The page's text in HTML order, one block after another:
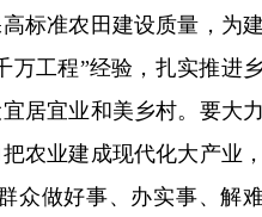
标准农田建设质量，为建
万工程”经验，扎实推进乡
居宜业和美乡村。要大力
农业建成现代化大产业，
众做好事、办实事、解